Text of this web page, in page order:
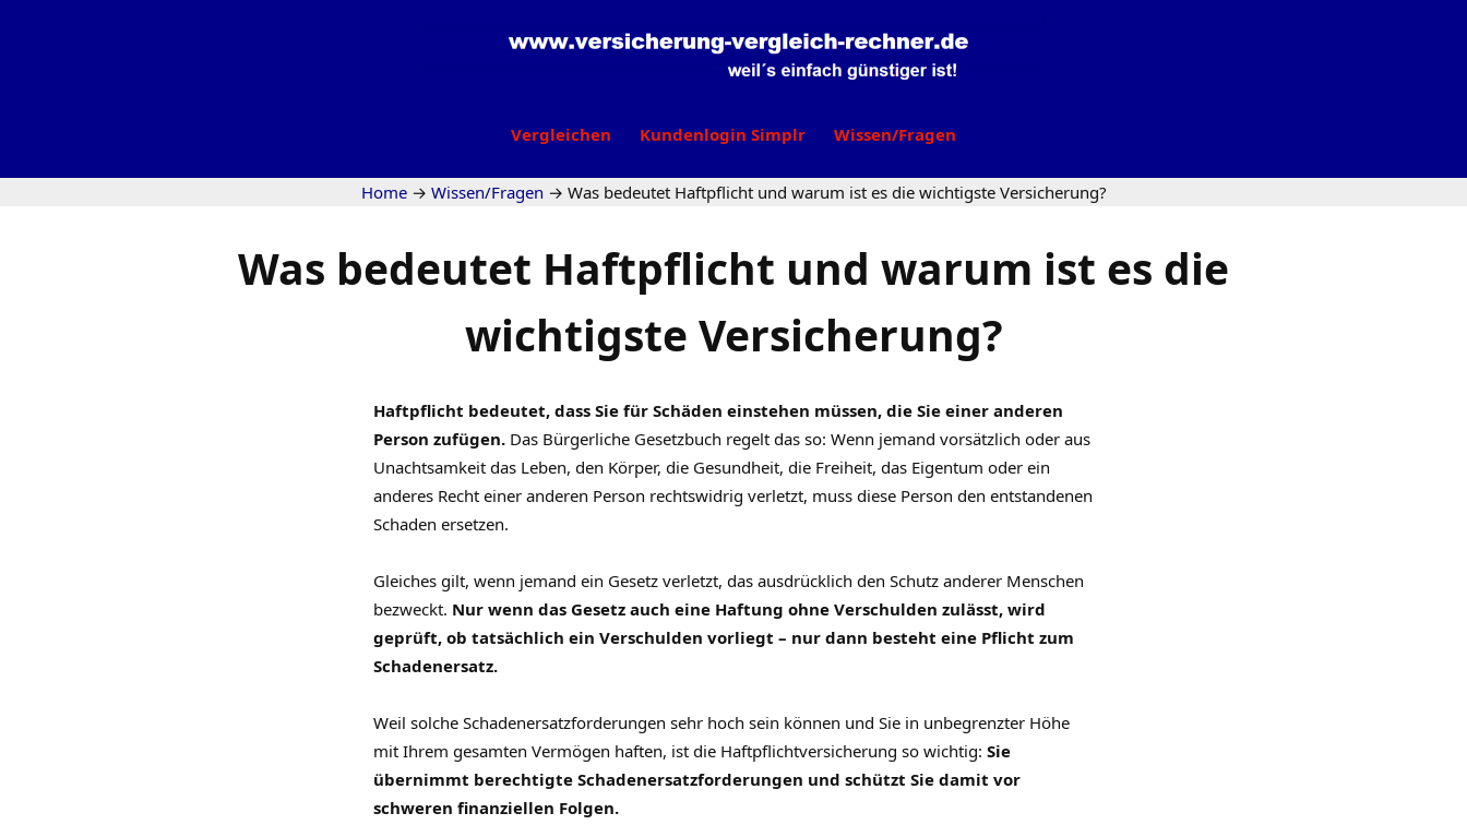
Vergleichen Kundenlogin Simplr Wissen/Fragen
Home → Wissen/Fragen → Was bedeutet Haftpflicht und warum ist es die wichtigste Versicherung?
Was bedeutet Haftpflicht und warum ist es die
wichtigste Versicherung?
Haftpflicht bedeutet, dass Sie für Schäden einstehen müssen, die Sie einer anderen
Person zufügen. Das Bürgerliche Gesetzbuch regelt das so: Wenn jemand vorsätzlich oder aus
Unachtsamkeit das Leben, den Körper, die Gesundheit, die Freiheit, das Eigentum oder ein
anderes Recht einer anderen Person rechtswidrig verletzt, muss diese Person den entstandenen
Schaden ersetzen.
Gleiches gilt, wenn jemand ein Gesetz verletzt, das ausdrücklich den Schutz anderer Menschen
bezweckt. Nur wenn das Gesetz auch eine Haftung ohne Verschulden zulässt, wird
geprüft, ob tatsächlich ein Verschulden vorliegt – nur dann besteht eine Pflicht zum
Schadenersatz.
Weil solche Schadenersatzforderungen sehr hoch sein können und Sie in unbegrenzter Höhe
mit Ihrem gesamten Vermögen haften, ist die Haftpflichtversicherung so wichtig: Sie
übernimmt berechtigte Schadenersatzforderungen und schützt Sie damit vor
schweren finanziellen Folgen.